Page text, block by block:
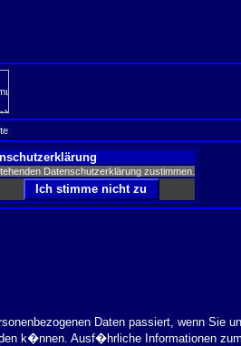
Datenschutzerklärung zustimmen.
Daten passiert, wenn Sie
k�nnen. Ausf�hrliche Informationen